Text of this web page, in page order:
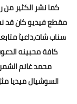
كما نشر الكثير من
مقطع فيديو كان قد
سناب شات،داعيآ
كافة محبينه
محمد غانم
السوشيال ميديا